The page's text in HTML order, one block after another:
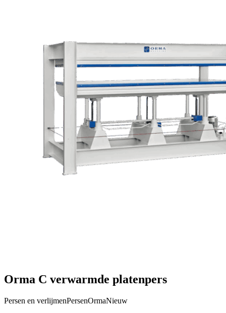
Orma C verwarmde platenpers
Persen en verlijmenPersenOrmaNieuw